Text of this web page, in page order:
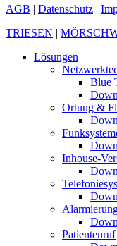
AGB | Datenschutz |
TRIESEN |
Lösungen
Blue
Ortung &
Inhouse-
Patientenruf